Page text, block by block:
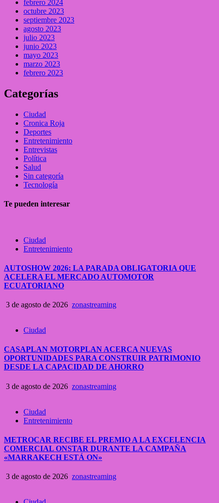
febrero 2024
octubre 2023
septiembre 2023
agosto 2023
julio 2023
junio 2023
mayo 2023
marzo 2023
febrero 2023
Categorías
Ciudad
Cronica Roja
Deportes
Entretenimiento
Entrevistas
Política
Salud
Sin categoría
Tecnología
Te pueden interesar
Ciudad
Entretenimiento
AUTOSHOW 2026: LA PARADA OBLIGATORIA QUE
ACELERA EL MERCADO AUTOMOTOR
ECUATORIANO
3 de agosto de 2026 zonastreaming
Ciudad
CASAPLAN MOTORPLAN ACERCA NUEVAS
OPORTUNIDADES PARA CONSTRUIR PATRIMONIO
DESDE LA CAPACIDAD DE AHORRO
3 de agosto de 2026 zonastreaming
Ciudad
Entretenimiento
METROCAR RECIBE EL PREMIO A LA EXCELENCIA
COMERCIAL ONSTAR DURANTE LA CAMPAÑA
«MARRAKECH ESTÁ ON»
3 de agosto de 2026 zonastreaming